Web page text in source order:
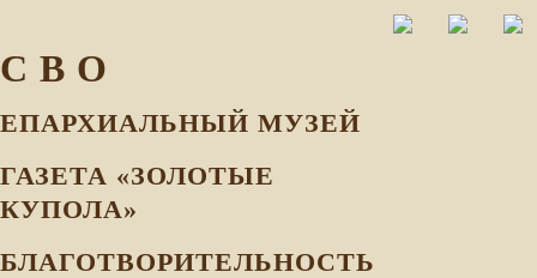
С В О
ЕПАРХИАЛЬНЫЙ МУЗEЙ
ГАЗЕТА «ЗОЛОТЫЕ
КУПОЛА»
БЛАГОТВОРИТЕЛЬНОСТЬ